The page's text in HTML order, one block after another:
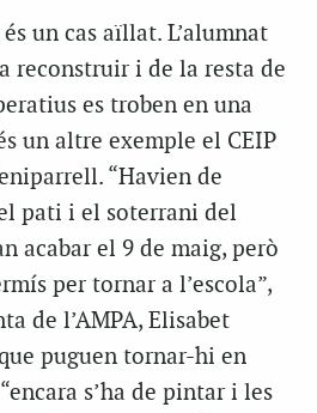
un cas aïllat. L’alumnat
reconstruir i de la resta de
es troben en una
un altre exemple el CEIP
“Havien de
pati i el soterrani del
acabar el 9 de maig, però
per tornar a l’escola”,
de l’AMPA, Elisabet
puguen tornar-hi en
s’ha de pintar i les